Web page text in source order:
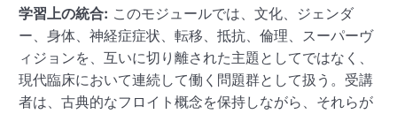
学習上の統合: このモジュールでは、文化、ジェンダ
ー、身体、神経症症状、転移、抵抗、倫理、スーパーヴ
ィジョンを、互いに切り離された主題としてではなく、
現代臨床において連続して働く問題群として扱う。受講
者は、古典的なフロイト概念を保持しながら、それらが